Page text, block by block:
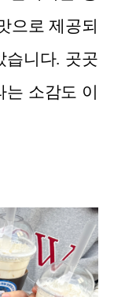
으로 제공되
습니다. 곳곳
소감도 이